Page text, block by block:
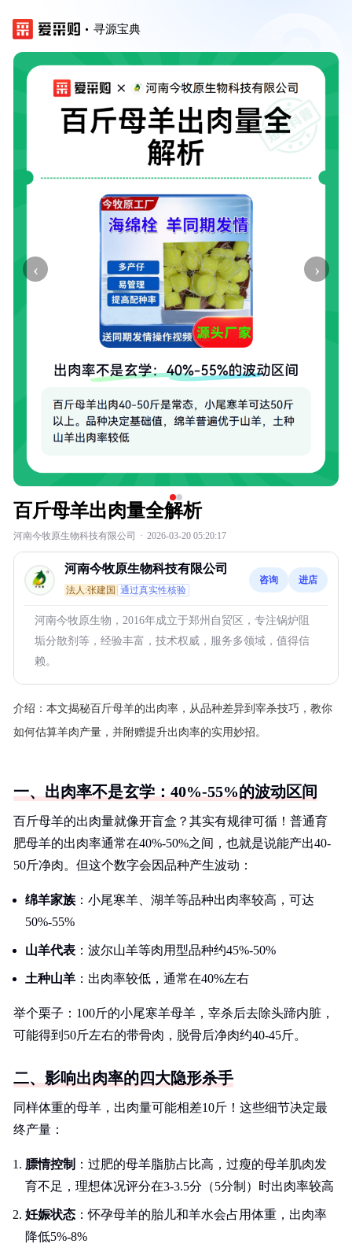
寻源宝典
‹ ›
百斤母羊出肉量全解析
河南今牧原生物科技有限公司 · 2026-03-20 05:20:17
河南今牧原生物科技有限公司
法人:张建国 通过真实性核验
咨询 进店
河南今牧原生物，2016年成立于郑州自贸区，专注锅炉阻
垢分散剂等，经验丰富，技术权威，服务多领域，值得信
赖。
介绍： 本文揭秘百斤母羊的出肉率，从品种差异到宰杀技巧，教你
如何估算羊肉产量，并附赠提升出肉率的实用妙招。
一、出肉率不是玄学：40%-55%的波动区间
百斤母羊的出肉量就像开盲盒？其实有规律可循！普通育
肥母羊的出肉率通常在40%-50%之间，也就是说能产出40-
50斤净肉。但这个数字会因品种产生波动：
绵羊家族 ：小尾寒羊、湖羊等品种出肉率较高，可达
50%-55%
山羊代表 ：波尔山羊等肉用型品种约45%-50%
土种山羊 ：出肉率较低，通常在40%左右
举个栗子：100斤的小尾寒羊母羊，宰杀后去除头蹄内脏，
可能得到50斤左右的带骨肉，脱骨后净肉约40-45斤。
二、影响出肉率的四大隐形杀手
同样体重的母羊，出肉量可能相差10斤！这些细节决定最
终产量：
膘情控制 ：过肥的母羊脂肪占比高，过瘦的母羊肌肉发
育不足，理想体况评分在3-3.5分（5分制）时出肉率较高
妊娠状态 ：怀孕母羊的胎儿和羊水会占用体重，出肉率
降低5%-8%